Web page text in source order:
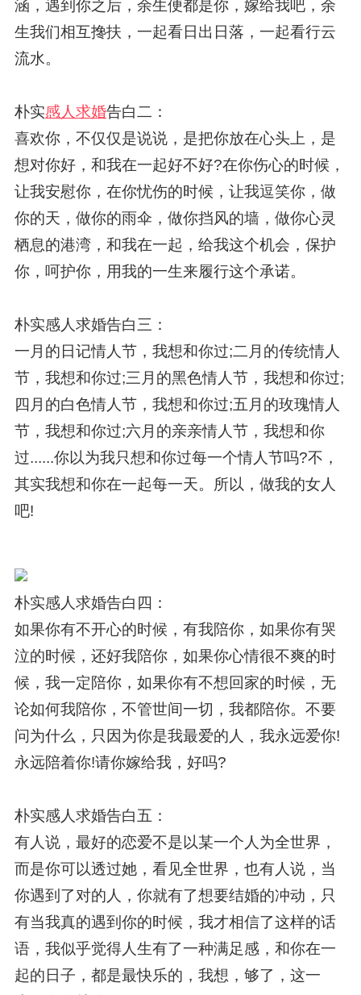
涵，遇到你之后，余生便都是你，嫁给我吧，余
生我们相互搀扶，一起看日出日落，一起看行云
流水。
朴实感人求婚告白二：
喜欢你，不仅仅是说说，是把你放在心头上，是
想对你好，和我在一起好不好?在你伤心的时候，
让我安慰你，在你忧伤的时候，让我逗笑你，做
你的天，做你的雨伞，做你挡风的墙，做你心灵
栖息的港湾，和我在一起，给我这个机会，保护
你，呵护你，用我的一生来履行这个承诺。
朴实感人求婚告白三：
一月的日记情人节，我想和你过;二月的传统情人
节，我想和你过;三月的黑色情人节，我想和你过;
四月的白色情人节，我想和你过;五月的玫瑰情人
节，我想和你过;六月的亲亲情人节，我想和你
过......你以为我只想和你过每一个情人节吗?不，
其实我想和你在一起每一天。所以，做我的女人
吧!
朴实感人求婚告白四：
如果你有不开心的时候，有我陪你，如果你有哭
泣的时候，还好我陪你，如果你心情很不爽的时
候，我一定陪你，如果你有不想回家的时候，无
论如何我陪你，不管世间一切，我都陪你。不要
问为什么，只因为你是我最爱的人，我永远爱你!
永远陪着你!请你嫁给我，好吗?
朴实感人求婚告白五：
有人说，最好的恋爱不是以某一个人为全世界，
而是你可以透过她，看见全世界，也有人说，当
你遇到了对的人，你就有了想要结婚的冲动，只
有当我真的遇到你的时候，我才相信了这样的话
语，我似乎觉得人生有了一种满足感，和你在一
起的日子，都是最快乐的，我想，够了，这一